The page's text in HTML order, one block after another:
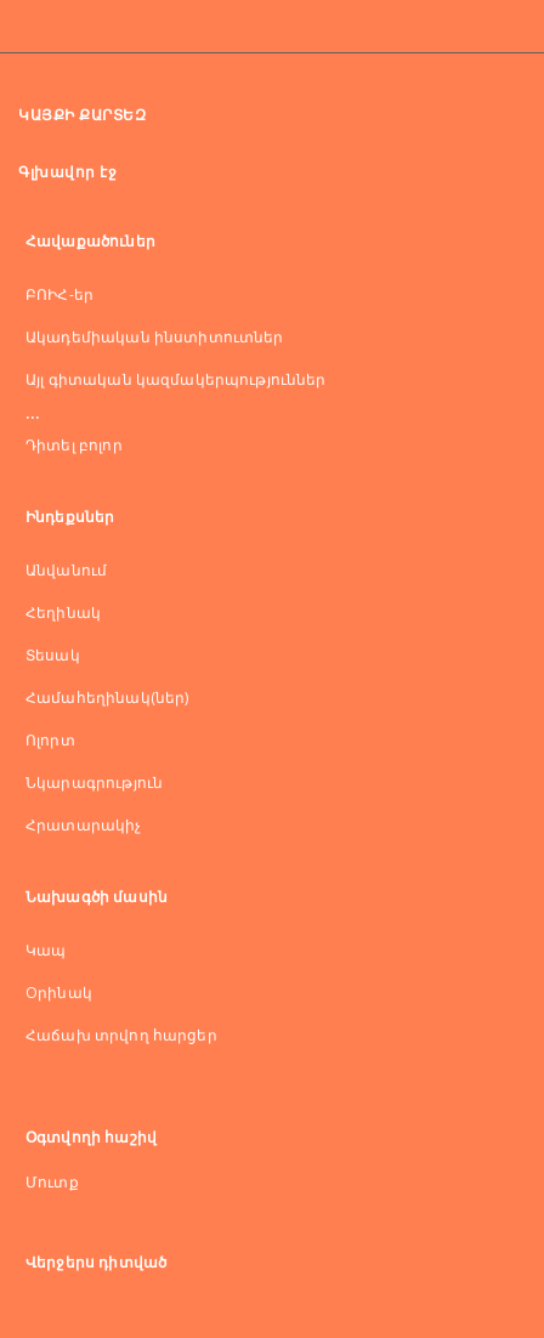
ԿԱՅՔԻ ՔԱՐՏԵԶ
Գլխավոր էջ
Հավաքածուներ
ԲՈԻՀ-եր
Ակադեմիական ինստիտուտներ
Այլ գիտական կազմակերպություններ
...
Դիտել բոլոր
Ինդեքսներ
Անվանում
Հեղինակ
Տեսակ
Համահեղինակ(ներ)
Ոլորտ
Նկարագրություն
Հրատարակիչ
Նախագծի մասին
Կապ
Оրինակ
Հաճախ տրվող հարցեր
Օգտվողի հաշիվ
Մուտք
Վերջերս դիտված